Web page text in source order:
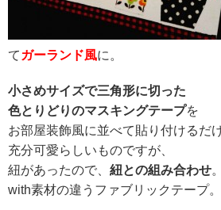
て ガーランド風に。
小さめサイズで三角形に切った
色とりどりのマスキングテープを
お部屋装飾風に並べて貼り付けるだ
充分可愛らしいものですが、
紐があったので、 紐との組み合わせ。
with素材の違うファブリックテープ。